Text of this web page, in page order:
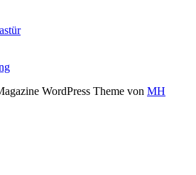
WordPress Theme von MH